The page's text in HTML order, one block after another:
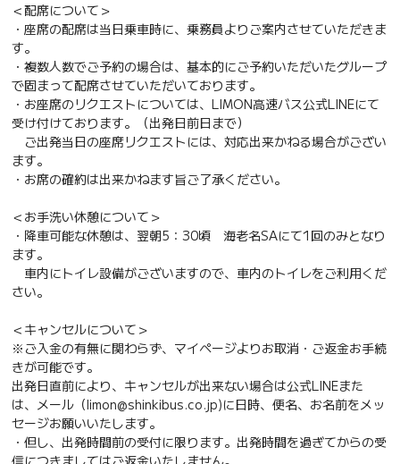
＜配席について＞
・座席の配席は当日乗車時に、乗務員よりご案内させていただきま
す。
・複数人数でご予約の場合は、基本的にご予約いただいたグループ
で固まって配席させていただいております。
・お座席のリクエストについては、LIMON高速バス公式LINEにて
受け付けております。（出発日前日まで）
ご出発当日の座席リクエストには、対応出来かねる場合がござい
ます。
・お席の確約は出来かねます旨ご了承ください。
＜お手洗い休憩について＞
・降車可能な休憩は、翌朝5：30頃 海老名SAにて1回のみとなり
ます。
車内にトイレ設備がございますので、車内のトイレをご利用くだ
さい。
＜キャンセルについて＞
※ご入金の有無に関わらず、マイページよりお取消・ご返金お手続
きが可能です。
出発日直前により、キャンセルが出来ない場合は公式LINEまた
は、メール（limon@shinkibus.co.jp)に日時、便名、お名前をメッ
セージお願いいたします。
・但し、出発時間前の受付に限ります。出発時間を過ぎてからの受